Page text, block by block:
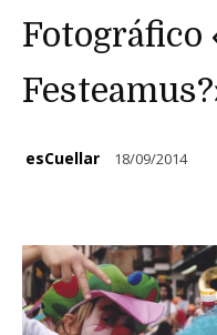
Fotográfico
esCuellar 18/09/2014